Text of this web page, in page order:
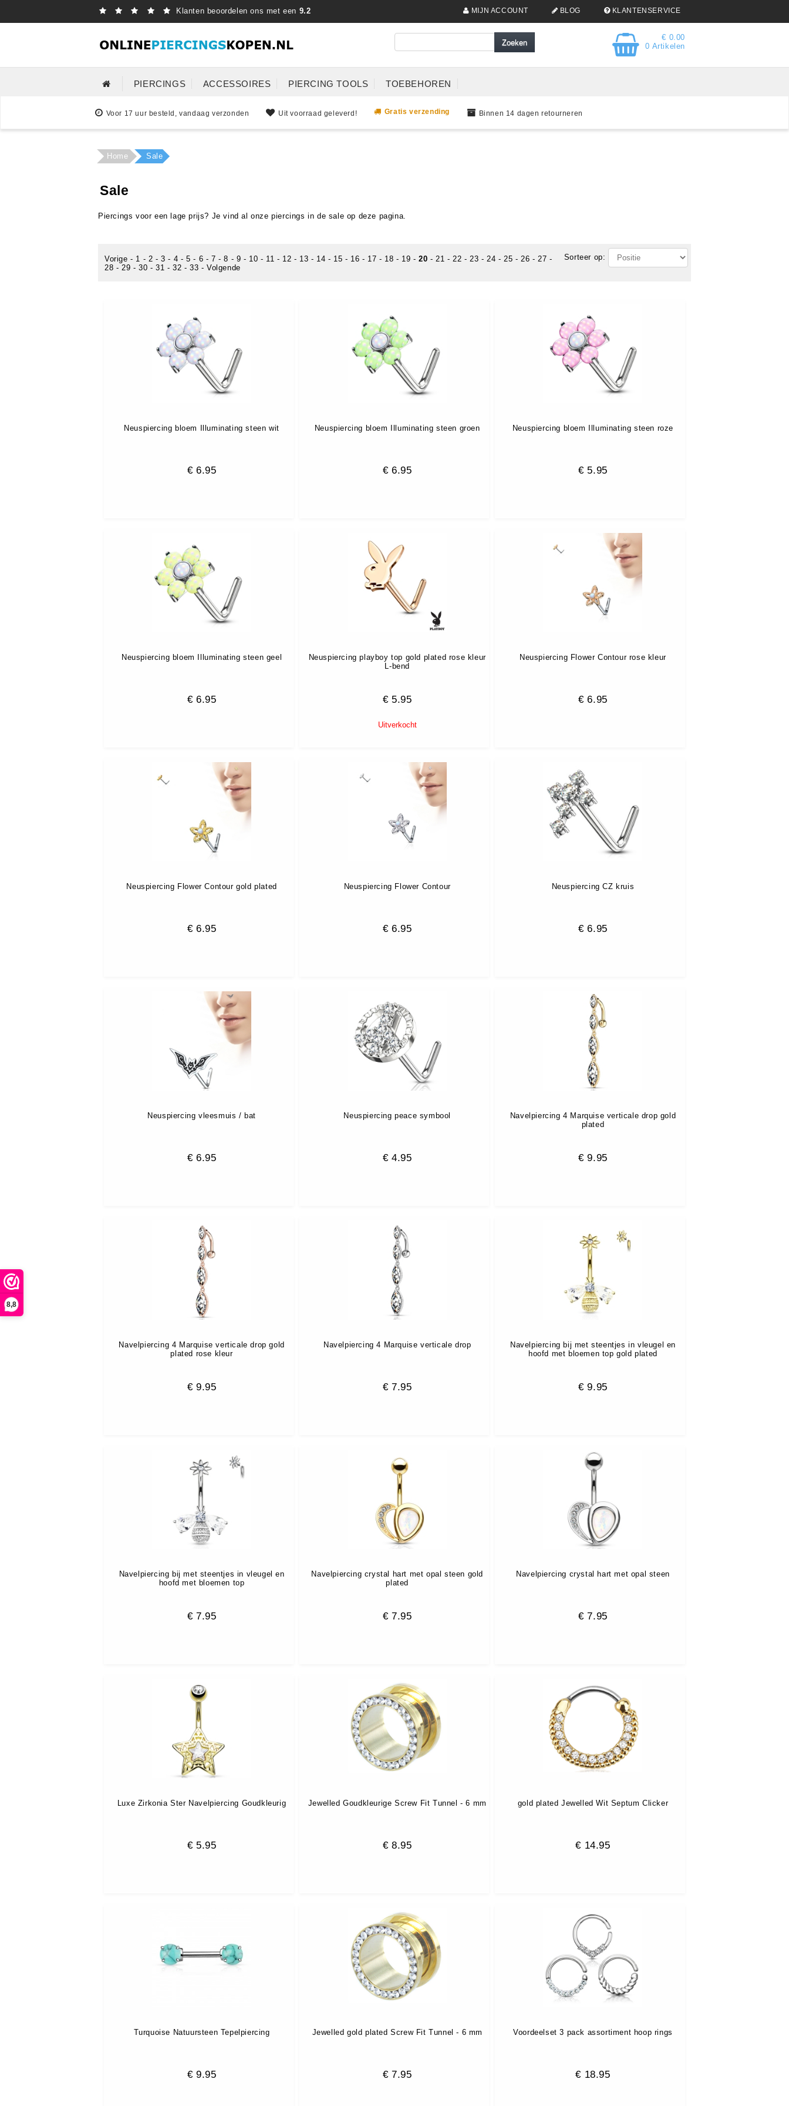
8,8
Klanten beoordelen ons met een 9.2 MIJN ACCOUNT BLOG KLANTENSERVICE
€ 0.00
0 Artikelen
PIERCINGS ACCESSOIRES PIERCING TOOLS TOEBEHOREN
Voor 17 uur besteld, vandaag verzonden Uit voorraad geleverd! Gratis verzending Binnen 14 dagen retourneren
Home Sale
Sale
Piercings voor een lage prijs? Je vind al onze piercings in de sale op deze pagina.
Sorteer op:
Vorige - 1 - 2 -3 - 4 -5 - 6 - 7 -8 - 9 - 10 - 11 - 12 - 13 - 14 - 15 - 16 - 17 - 18 - 19 -20 -21 -22 -23 -24 -25 -26 -27 -
28 -29 -30 -31 -32 -33 -Volgende
Neuspiercing bloem Illuminating steen wit
€ 6.95
Neuspiercing bloem Illuminating steen groen
€6.95
Neuspiercing bloem Illuminating steen roze
€ 5.95
Neuspiercing bloem Illuminating steen geel
€ 6.95
Neuspiercing playboy top gold plated rose kleur
L-bend
€ 5.95
Neuspiercing Flower Contour rose kleur
€6.95
Neuspiercing Flower Contour gold plated
€ 6.95
Neuspiercing Flower Contour
€6.95
Neuspiercing CZ kruis
€6.95
Neuspiercing vleesmuis / bat
€ 6.95
Neuspiercing peace symbool
€4.95
Navelpiercing 4 Marquise verticale drop gold
plated
€9.95
Navelpiercing 4 Marquise verticale drop gold
plated rose kleur
€ 9.95
Navelpiercing 4 Marquise verticale drop
€7.95
Navelpiercing bij met steentjes in vleugel en
hoofd met bloemen top gold plated
€9.95
Navelpiercing bij met steentjes in vleugel en
hoofd met bloemen top
€ 7.95
Navelpiercing crystal hart met opal steen gold
plated
€7.95
Navelpiercing crystal hart met opal steen
€7.95
Luxe Zirkonia Ster Navelpiercing Goudkleurig
€ 5.95
Jewelled Goudkleurige Screw Fit Tunnel - 6 mm
€8.95
gold plated Jewelled Wit Septum Clicker
€ 14.95
Turquoise Natuursteen Tepelpiercing
€ 9.95
Jewelled gold plated Screw Fit Tunnel - 6 mm
€7.95
Voordeelset 3 pack assortiment hoop rings
€ 18.95